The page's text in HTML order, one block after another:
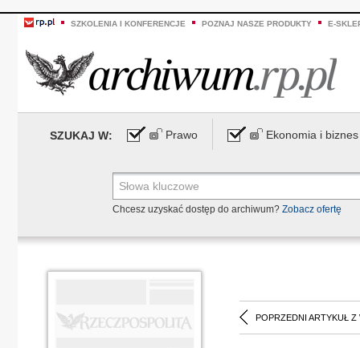
SZKOLENIA I KONFERENCJE POZNAJ NASZE PRODUKTY E-
SZUKAJ W: Prawo Ekonomia i biznes
Chcesz uzyskać dostęp do archiwum? Zobacz ofertę
POPRZEDNI ARTYKUŁ Z